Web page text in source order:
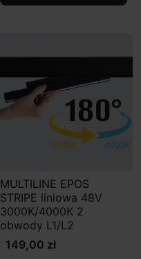
MULTILINE EPOS
STRIPE liniowa 48V
3000K/4000K 2
obwody L1/L2
149,00 zł